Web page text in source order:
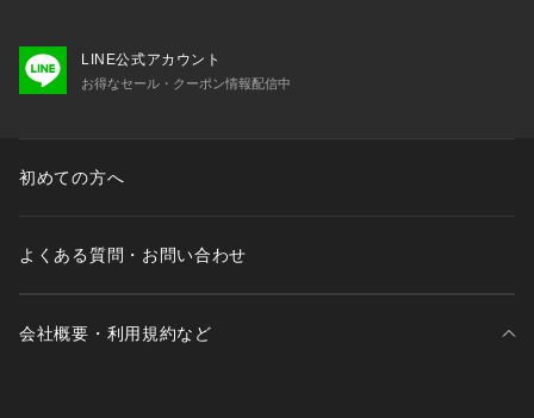
LINE公式アカウント
お得なセール・クーポン情報配信中
初めての方へ
よくある質問・お問い合わせ
会社概要・利用規約など